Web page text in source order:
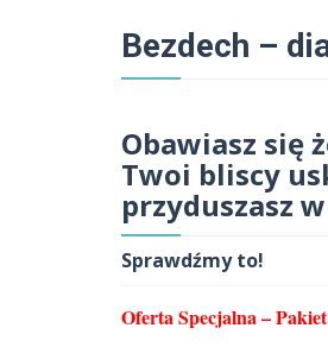
Bezdech –
Obawiasz się
Twoi bliscy
przyduszasz
Sprawdźmy to!
Oferta Specjalna –